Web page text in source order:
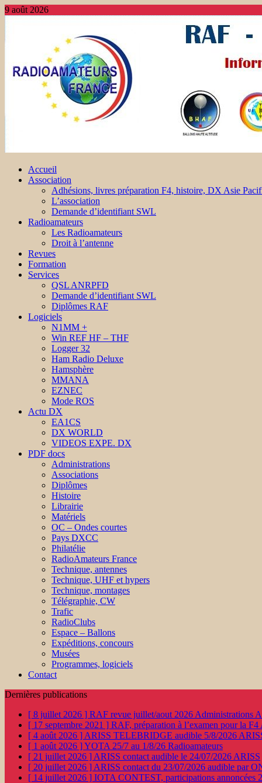
9 août 2026
Accueil
Association
Adhésions, livres préparation F4, histoire, DX Asie
L’association
Demande d’identifiant SWL
Radioamateurs
Les Radioamateurs
Droit à l’antenne
Revues
Formation
Services
QSL ANRPFD
Demande d’identifiant SWL
Diplômes RAF
Logiciels
N1MM +
Win REF HF – THF
Logger 32
Ham Radio Deluxe
Hamsphère
MMANA
EZNEC
Mode ROS
Actu DX
EA1CS
DX WORLD
VIDEOS EXPE. DX
PDF docs
Administrations
Associations
Diplômes
Histoire
Librairie
Matériels
OC – Ondes courtes
Pays DXCC
Philatélie
RadioAmateurs France
Technique, antennes
Technique, UHF et hypers
Technique, montages
Télégraphie, CW
Trafic
RadioClubs
Espace – Ballons
Expéditions, concours
Musées
Programmes, logiciels
Contact
Dernières publications
[ 8 juillet 2026 ] RAF revue juillet/aout 2026 Administrations
[ 17 septembre 2021 ] RAF, préparation à l’examen pour la F4
[ 4 août 2026 ] ARISS TELEBRIDGE audible 5/8/2026
[ 1 août 2026 ]YOTA 25/7 au 1/8/26 Radioamateurs
[ 21 juillet 2026 ] ARISS contact audible le 24/07/2026 ARISS
[ 20 juillet 2026 ] ARISS contact du 23/07/2026 audible par
[ 14 juillet 2026 ] IOTA CONTEST, participations annoncées